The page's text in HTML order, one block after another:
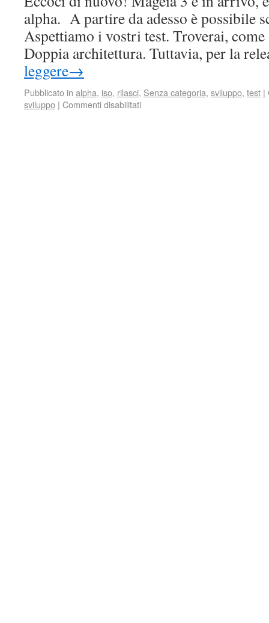
alpha. A partire da adesso è possibile
Aspettiamo i vostri test. Troverai,
Doppia architettura. Tuttavia, per la
leggere→
Pubblicato in alpha, iso, rilasci, Senza categoria, sviluppo, test |
sviluppo | Commenti disabilitati